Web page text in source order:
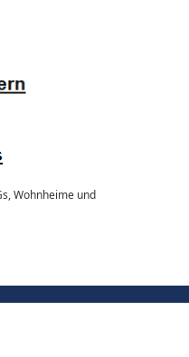
Wohnheime und